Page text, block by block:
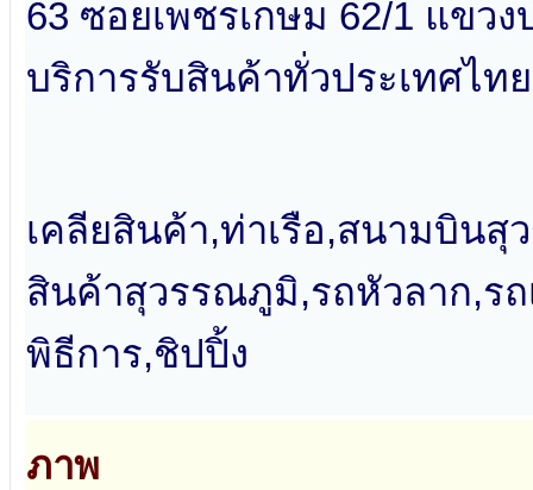
63 ซอยเพชรเกษม 62/1 แขว
บริการรับสินค้าทั่วประเทศไทย
เคลียสินค้า,ท่าเรือ,สนามบินสุ
สินค้าสุวรรณภูมิ,รถหัวลาก,รถ
พิธีการ,ชิปปิ้ง
ภาพ